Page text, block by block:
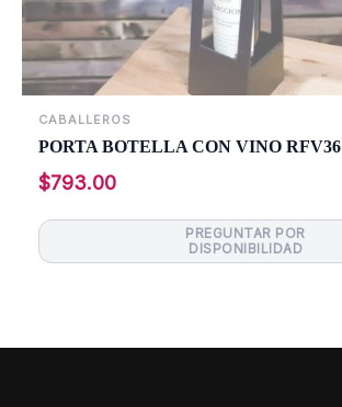
CABALLEROS
PORTA BOTELLA CON VINO RFV36
$793.00
Leer más